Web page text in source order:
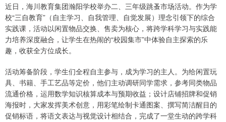
近日，海川教育集团瀚阳学校举办二、三年级跳蚤市场活动。作为学
校“三自教育”（自主学习、自我管理、自觉发展）理念引领下的综合
实践课，活动以闲置物品交换、售卖为核心，将跨学科学习与实践能
力培养深度融合，让学生在热闹的“校园集市”中体验自主探索的乐
趣，收获全方位成长。
活动筹备阶段，学生们全程自主参与，成为学习的主人。为给闲置玩
具、书籍、手工艺品等定价，他们主动调研同学需求，参考同类物品
流通价格，运用数学知识核算成本与预期收益；设计店铺招牌和促销
海报时，大家发挥美术创意，用彩笔绘制卡通图案、撰写简洁醒目的
促销标语，将语文表达与视觉设计相结合，完成了一堂生动的跨学科